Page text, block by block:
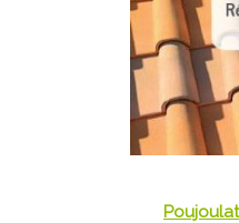
Poujoulat